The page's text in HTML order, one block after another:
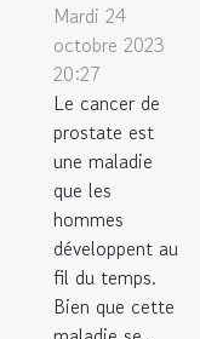
Mardi 24
octobre 2023
20:27
Le cancer de
prostate est
une maladie
que les
hommes
développent au
fil du temps.
Bien que cette